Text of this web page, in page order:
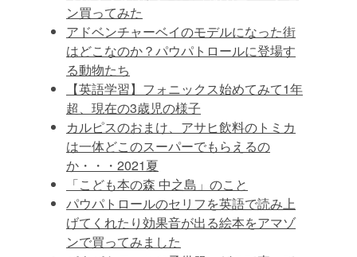
ン買ってみた
アドベンチャーベイのモデルになった街
はどこなのか？パウパトロールに登場す
る動物たち
【英語学習】フォニックス始めてみて1年
超、現在の3歳児の様子
カルピスのおまけ、アサヒ飲料のトミカ
は一体どこのスーパーでもらえるの
か・・・2021夏
「こども本の森 中之島」のこと
パウパトロールのセリフを英語で読み上
げてくれたり効果音が出る絵本をアマゾ
ンで買ってみました